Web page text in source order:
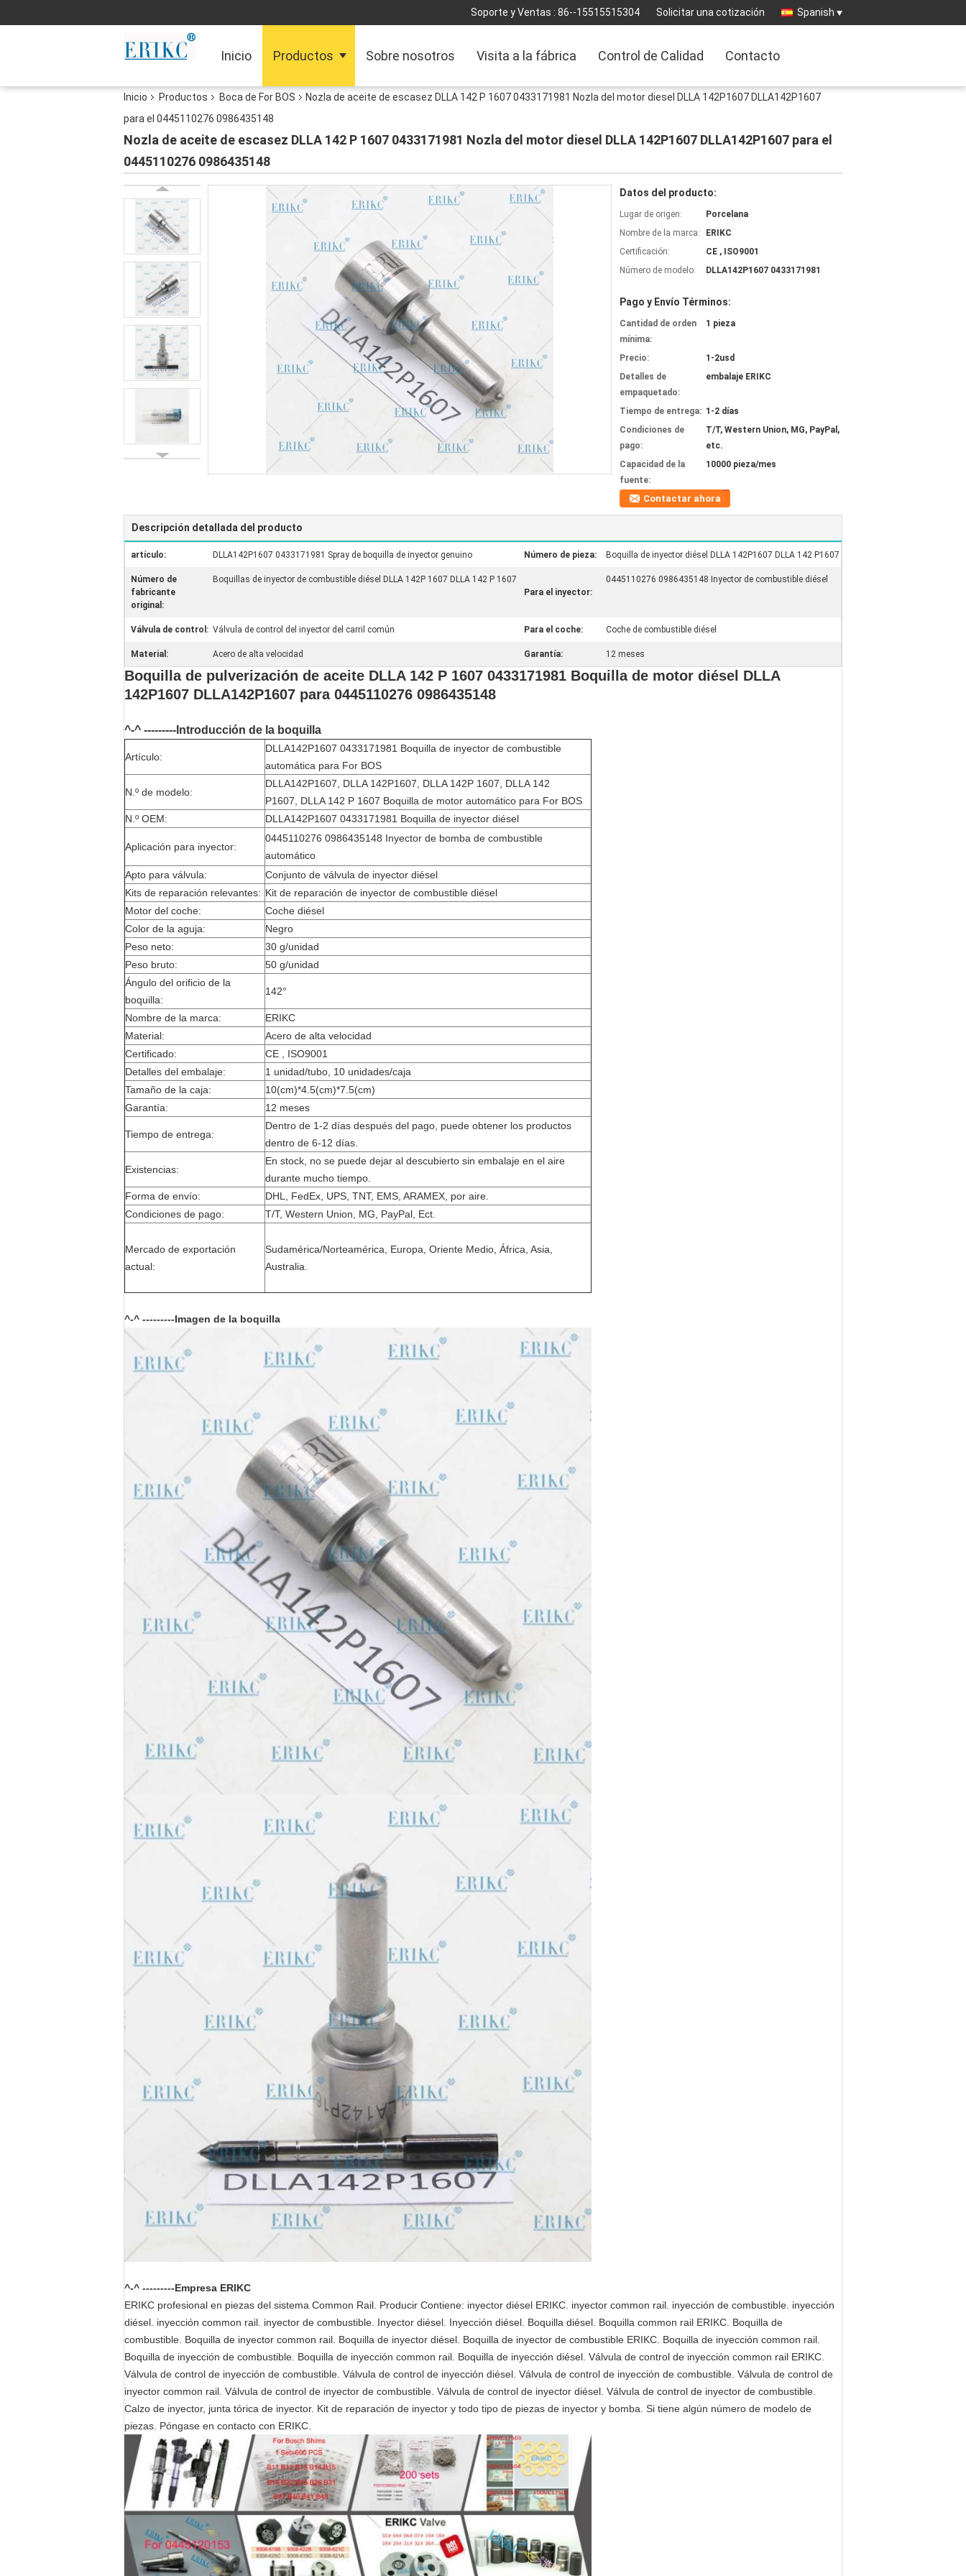
Soporte y Ventas : 86--15515515304 Solicitar una cotización Spanish
Inicio Productos Sobre nosotros Visita a la fábrica Control de Calidad Contacto
Inicio Productos Boca de For BOS
Nozla de aceite de escasez DLLA 142 P 1607 0433171981 Nozla del motor diesel DLLA 142P1607 DLLA142P1607
para el 0445110276 0986435148
Nozla de aceite de escasez DLLA 142 P 1607 0433171981 Nozla del motor diesel DLLA 142P1607 DLLA142P1607 para el
0445110276 0986435148
Datos del producto:
Lugar de origen:
Porcelana
Nombre de la marca:
ERIKC
Certificación:
CE , ISO9001
Número de modelo:
DLLA142P1607 0433171981
Pago y Envío Términos:
Cantidad de orden
mínima:
1 pieza
Precio:
1-2usd
Detalles de
empaquetado:
embalaje ERIKC
Tiempo de entrega: 1-2 días
Condiciones de
pago:
T/T, Western Union, MG, PayPal,
etc.
Capacidad de la
fuente:
10000 pieza/mes
Contactar ahora
Descripción detallada del producto
artículo: DLLA142P1607 0433171981 Spray de boquilla de inyector genuino Número de pieza: Boquilla de inyector diésel DLLA 142P1607 DLLA 142 P1607
Número de
fabricante
original:
Boquillas de inyector de combustible diésel DLLA 142P 1607 DLLA 142 P 1607
Para el inyector:
0445110276 0986435148 Inyector de combustible diésel
Válvula de control: Válvula de control del inyector del carril común Para el coche: Coche de combustible diésel
Material: Acero de alta velocidad Garantía: 12 meses
Boquilla de pulverización de aceite DLLA 142 P 1607 0433171981 Boquilla de motor diésel DLLA
142P1607 DLLA142P1607 para 0445110276 0986435148
^-^ ---------Introducción de la boquilla
Artículo:
DLLA142P1607 0433171981 Boquilla de inyector de combustible
automática para For BOS
N.º de modelo:
DLLA142P1607, DLLA 142P1607, DLLA 142P 1607, DLLA 142
P1607, DLLA 142 P 1607 Boquilla de motor automático para For BOS
N.º OEM:
DLLA142P1607 0433171981 Boquilla de inyector diésel
Aplicación para inyector:
0445110276 0986435148 Inyector de bomba de combustible
automático
Apto para válvula:
Conjunto de válvula de inyector diésel
Kits de reparación relevantes: Kit de reparación de inyector de combustible diésel
Motor del coche:
Coche diésel
Color de la aguja:
Negro
Peso neto:
30 g/unidad
Peso bruto:
50 g/unidad
Ángulo del orificio de la
boquilla:
142°
Nombre de la marca:
ERIKC
Material:
Acero de alta velocidad
Certificado:
CE , ISO9001
Detalles del embalaje:
1 unidad/tubo, 10 unidades/caja
Tamaño de la caja:
10(cm)*4.5(cm)*7.5(cm)
Garantía:
12 meses
Tiempo de entrega:
Dentro de 1-2 días después del pago, puede obtener los productos
dentro de 6-12 días.
Existencias:
En stock, no se puede dejar al descubierto sin embalaje en el aire
durante mucho tiempo.
Forma de envío:
DHL, FedEx, UPS, TNT, EMS, ARAMEX, por aire.
Condiciones de pago:
T/T, Western Union, MG, PayPal, Ect.
Mercado de exportación
actual:
Sudamérica/Norteamérica, Europa, Oriente Medio, África, Asia,
Australia.
^-^ ---------Imagen de la boquilla
^-^ ---------Empresa ERIKC
ERIKC profesional en piezas del sistema Common Rail. Producir Contiene: inyector diésel ERIKC. inyector common rail. inyección de combustible. inyección
diésel. inyección common rail. inyector de combustible. Inyector diésel. Inyección diésel. Boquilla diésel. Boquilla common rail ERIKC. Boquilla de
combustible. Boquilla de inyector common rail. Boquilla de inyector diésel. Boquilla de inyector de combustible ERIKC. Boquilla de inyección common rail.
Boquilla de inyección de combustible. Boquilla de inyección common rail. Boquilla de inyección diésel. Válvula de control de inyección common rail ERIKC.
Válvula de control de inyección de combustible. Válvula de control de inyección diésel. Válvula de control de inyección de combustible. Válvula de control de
inyector common rail. Válvula de control de inyector de combustible. Válvula de control de inyector diésel. Válvula de control de inyector de combustible.
Calzo de inyector, junta tórica de inyector. Kit de reparación de inyector y todo tipo de piezas de inyector y bomba. Si tiene algún número de modelo de
piezas. Póngase en contacto con ERIKC.